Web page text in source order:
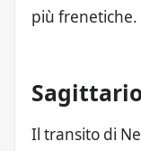
più frenetiche.
Il transito di